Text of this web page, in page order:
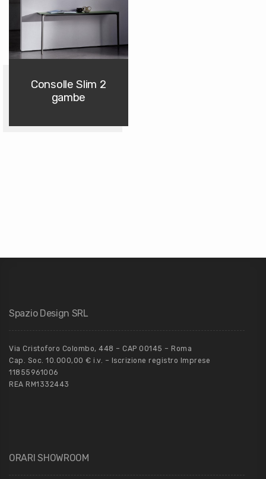
Consolle Slim 2
gambe
Spazio Design SRL
Via Cristoforo Colombo, 448 – CAP 00145 – Roma
Cap. Soc. 10.000,00 € i.v. – Iscrizione registro Imprese
11855961006
REA RM1332443
ORARI SHOWROOM